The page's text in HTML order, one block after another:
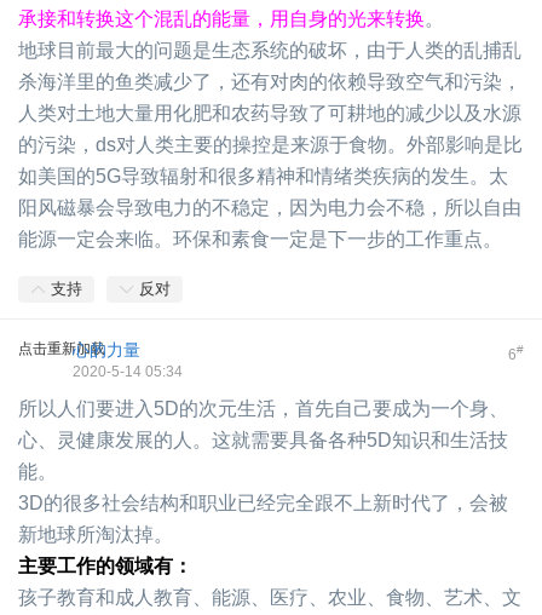
承接和转换这个混乱的能量，用自身的光来转换。
地球目前最大的问题是生态系统的破坏，由于人类的乱捕乱
杀海洋里的鱼类减少了，还有对肉的依赖导致空气和污染，
人类对土地大量用化肥和农药导致了可耕地的减少以及水源
的污染，ds对人类主要的操控是来源于食物。外部影响是比
如美国的5G导致辐射和很多精神和情绪类疾病的发生。太
阳风磁暴会导致电力的不稳定，因为电力会不稳，所以自由
能源一定会来临。环保和素食一定是下一步的工作重点。
支持 反对
点击重新加载 6#
心的力量
2020-5-14 05:34
所以人们要进入5D的次元生活，首先自己要成为一个身、
心、灵健康发展的人。这就需要具备各种5D知识和生活技
能。
3D的很多社会结构和职业已经完全跟不上新时代了，会被
新地球所淘汰掉。
主要工作的领域有：
孩子教育和成人教育、能源、医疗、农业、食物、艺术、文